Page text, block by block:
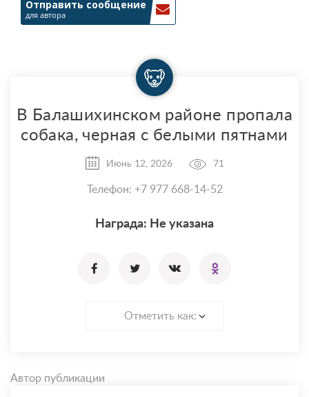
Отправить сообщение
для автора
В Балашихинском районе пропала
собака, черная с белыми пятнами
Июнь 12, 2026 71
Телефон: +7 977 668-14-52
Награда: Не указана
Отметить как:
Автор публикации